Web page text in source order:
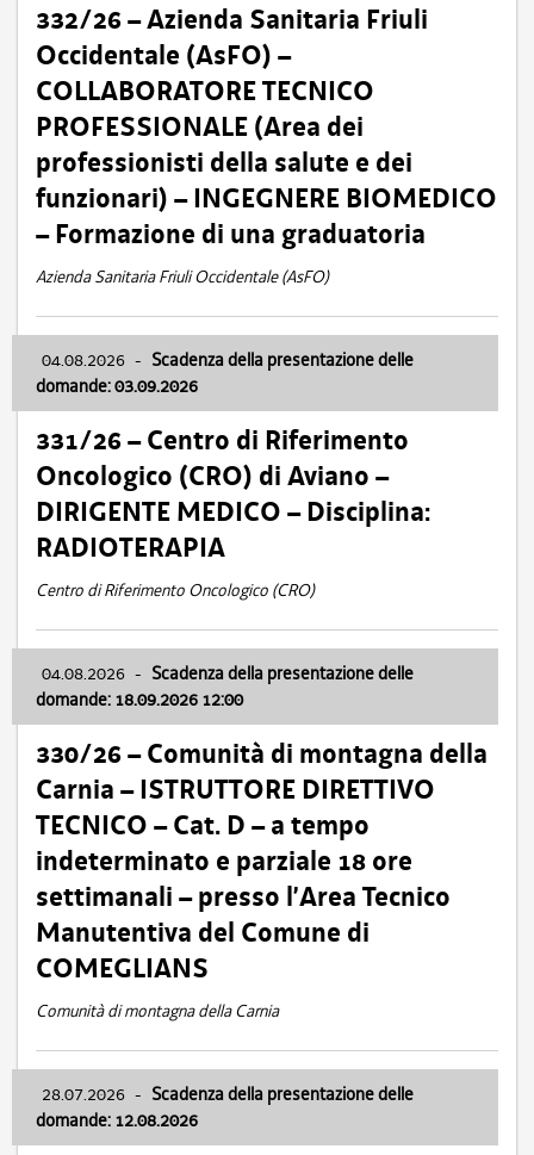
332/26 – Azienda Sanitaria Friuli
Occidentale (AsFO) –
COLLABORATORE TECNICO
PROFESSIONALE (Area dei
professionisti della salute e dei
funzionari) – INGEGNERE BIOMEDICO
– Formazione di una graduatoria
Azienda Sanitaria Friuli Occidentale (AsFO)
04.08.2026 - Scadenza della presentazione delle
domande: 03.09.2026
331/26 – Centro di Riferimento
Oncologico (CRO) di Aviano –
DIRIGENTE MEDICO – Disciplina:
RADIOTERAPIA
Centro di Riferimento Oncologico (CRO)
04.08.2026 - Scadenza della presentazione delle
domande: 18.09.2026 12:00
330/26 – Comunità di montagna della
Carnia – ISTRUTTORE DIRETTIVO
TECNICO – Cat. D – a tempo
indeterminato e parziale 18 ore
settimanali – presso l’Area Tecnico
Manutentiva del Comune di
COMEGLIANS
Comunità di montagna della Carnia
28.07.2026 - Scadenza della presentazione delle
domande: 12.08.2026